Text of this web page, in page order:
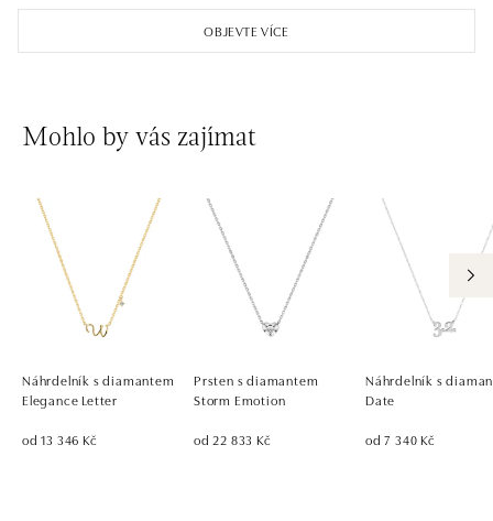
OBJEVTE VÍCE
Mohlo by vás zajímat
Náhrdelník s diamantem
Elegance Letter
od 13 346 Kč
Prsten s diamantem
Storm Emotion
od 22 833 Kč
Náhrdelník s
Date
od 7 340 Kč